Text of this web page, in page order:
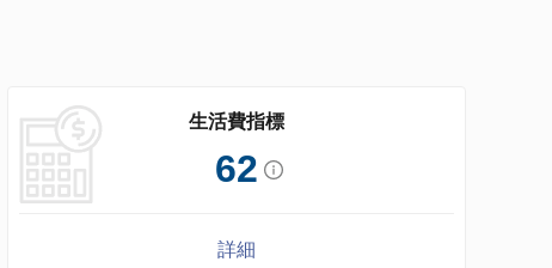
生活費指標
62
詳細